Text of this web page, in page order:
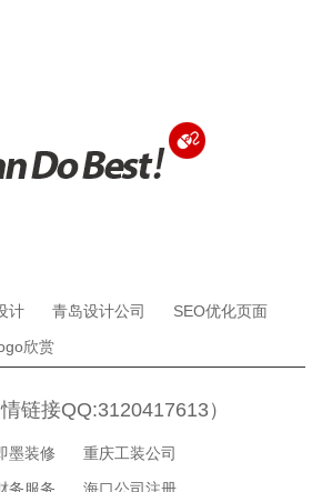
计 青岛设计公司
SEO优化页面
欣赏
链接QQ:3120417613）
墨装修
重庆工装公司